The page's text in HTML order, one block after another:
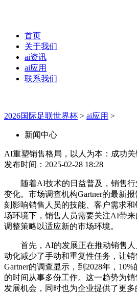
首页
关于我们
ai资讯
ai应用
联系我们
2026国际足联世界杯 > ai应用 >
新闻中心
AI重塑销售格局，以人为本：成功
发布时间：2025-02-28 18:28
随着AI技术的日益普及，销售行
变化。市场调查机构Gartner的最新
刻影响销售人员的技能、客户需求
场环境下，销售人员需要关注AI带
调整策略以适应新的市场环境。
首先，AI的发展正在推动销售人
动化减少了手动和重复性任务，让销
Gartner的调查显示，到2028年，
的时间从事多份工作。这一趋势为
发展机会，同时也为企业提供了更多